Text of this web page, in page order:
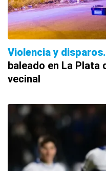
Violencia y disparos
baleado en La Plata
vecinal